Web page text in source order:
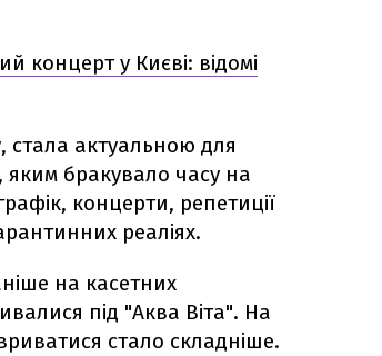
концерт у Києві: відомі
стала актуальною для
яким бракувало часу на
концерти, репетиції
реаліях.
на касетних
під "Аква Віта". На
стало складніше.